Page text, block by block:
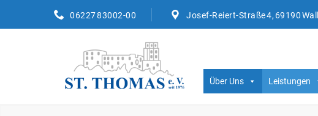
06227 83002-00 Josef-Reiert-Straße 4, 69190
Über Uns Leistungen